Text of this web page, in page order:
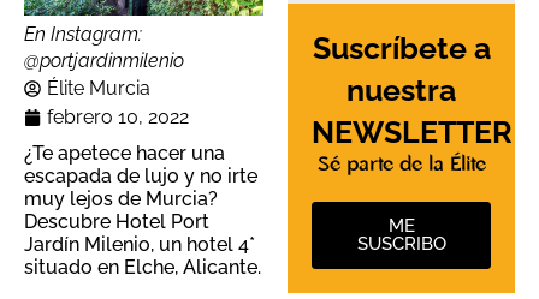
En Instagram:
@portjardinmilenio
Élite Murcia
febrero 10, 2022
¿Te apetece hacer una
escapada de lujo y no irte
muy lejos de Murcia?
Descubre Hotel Port
Jardín Milenio, un hotel 4*
situado en Elche, Alicante.
Suscríbete a
nuestra
NEWSLETTER
Sé parte de la Élite
ME
SUSCRIBO